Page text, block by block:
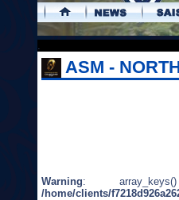
.
ASM -
Warning:
/home/clients/